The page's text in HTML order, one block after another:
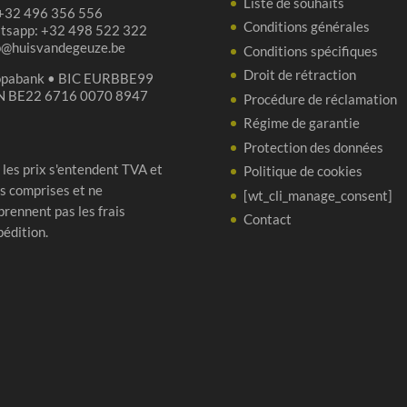
496 356 556
+32 498 522 322
• BIC EURBBE99
BE22 6716 0070 8947
les prix s'entendent TVA et
comprises et ne
pas les frais
Conditions générales
Conditions spécifiques
Droit de rétraction
Procédure de réclamation
Régime de garantie
Protection des données
Politique de cookies
[wt_cli_manage_consent]
Contact